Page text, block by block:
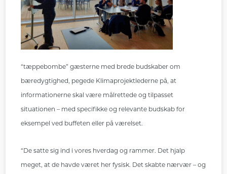
“tæppebombe” gæsterne med brede budskaber om
bæredygtighed, pegede Klimaprojektlederne på, at
informationerne skal være målrettede og tilpasset
situationen – med specifikke og relevante budskab for
eksempel ved buffeten eller på værelset.
“De satte sig ind i vores hverdag og rammer. Det hjalp
meget, at de havde været her fysisk. Det skabte nærvær – og